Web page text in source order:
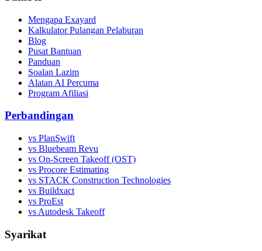
Mengapa Exayard
Kalkulator Pulangan Pelaburan
Blog
Pusat Bantuan
Panduan
Soalan Lazim
Alatan AI Percuma
Program Afiliasi
Perbandingan
vs PlanSwift
vs Bluebeam Revu
vs On-Screen Takeoff (OST)
vs Procore Estimating
vs STACK Construction Technologies
vs Buildxact
vs ProEst
vs Autodesk Takeoff
Syarikat